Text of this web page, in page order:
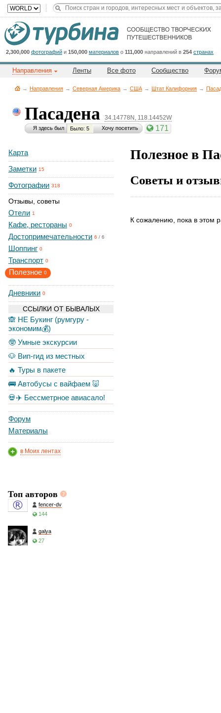
2,300,000 фотографий и 150,000 материалов о 111,000 направлений в 254 странах
Направления Ленты Все фото Сообщество
→ Направления → Северная Америка → CША → Штат Калифорния →
Пасадена 34.14778N, 118.14452W
Я здесь был Было: 5 Хочу посетить 171
Карта
Заметки 15
Фотографии 318
Отзывы, советы
Отели 1
Кафе, рестораны 0
Достопримечательности 6 / 6
Шоппинг 0
Транспорт 0
Полезное 0
Дневники 0
ССЫЛКИ ОТ БЫВАЛЫХ
🙈 НЕ Букинг (румгуру -
экономим💰)
🤓 Умные экскурсии
🐶 Вип-гид из местных
🔥 Туры в пакете
🚌 Автобусы с вайфаем 🐷
💀✈️ Бессметрное авиасало!
Форум
Материалы
в Моих лентах
Топ авторов
fencer-dv
144
galya
27
Полезное в
Советы и
К сожалению, пока в этом
Cейчас
на
сайте:
Title
Button